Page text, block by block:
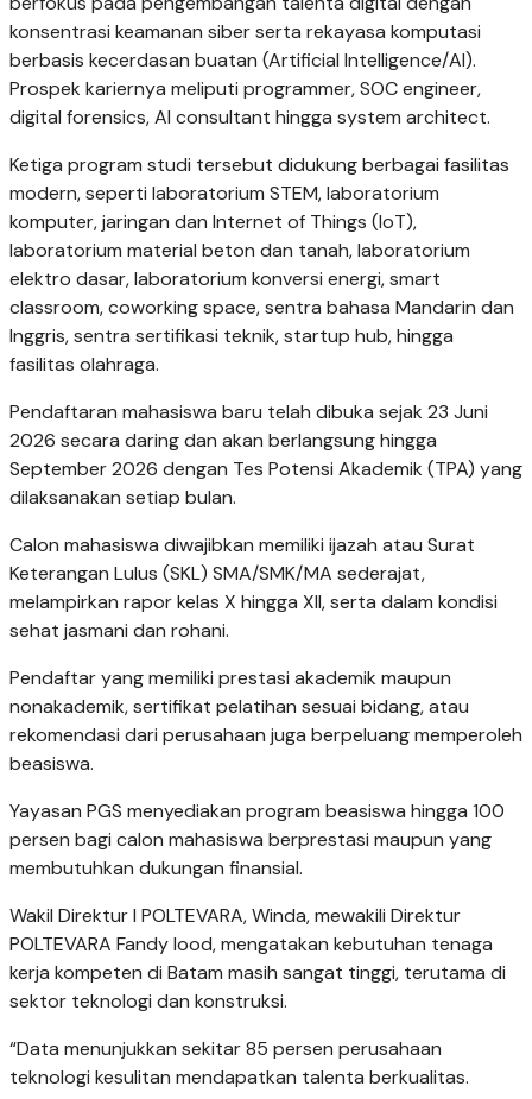
konsentrasi keamanan siber serta rekayasa komputasi
berbasis kecerdasan buatan (Artificial Intelligence/AI).
Prospek kariernya meliputi programmer, SOC engineer,
digital forensics, AI consultant hingga system architect.
Ketiga program studi tersebut didukung berbagai fasilitas
modern, seperti laboratorium STEM, laboratorium
komputer, jaringan dan Internet of Things (IoT),
laboratorium material beton dan tanah, laboratorium
elektro dasar, laboratorium konversi energi, smart
classroom, coworking space, sentra bahasa Mandarin dan
Inggris, sentra sertifikasi teknik, startup hub, hingga
fasilitas olahraga.
Pendaftaran mahasiswa baru telah dibuka sejak 23 Juni
2026 secara daring dan akan berlangsung hingga
September 2026 dengan Tes Potensi Akademik (TPA) yang
dilaksanakan setiap bulan.
Calon mahasiswa diwajibkan memiliki ijazah atau Surat
Keterangan Lulus (SKL) SMA/SMK/MA sederajat,
melampirkan rapor kelas X hingga XII, serta dalam kondisi
sehat jasmani dan rohani.
Pendaftar yang memiliki prestasi akademik maupun
nonakademik, sertifikat pelatihan sesuai bidang, atau
rekomendasi dari perusahaan juga berpeluang memperoleh
beasiswa.
Yayasan PGS menyediakan program beasiswa hingga 100
persen bagi calon mahasiswa berprestasi maupun yang
membutuhkan dukungan finansial.
Wakil Direktur I POLTEVARA, Winda, mewakili Direktur
POLTEVARA Fandy Iood, mengatakan kebutuhan tenaga
kerja kompeten di Batam masih sangat tinggi, terutama di
sektor teknologi dan konstruksi.
“Data menunjukkan sekitar 85 persen perusahaan
teknologi kesulitan mendapatkan talenta berkualitas.